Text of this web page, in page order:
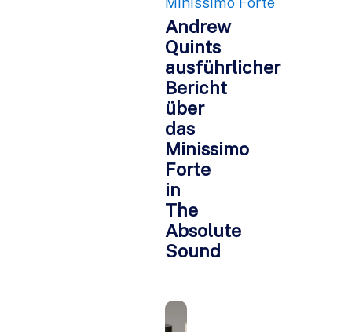
Andrew
Quints
ausführlicher
Bericht
über
das
Minissimo
Forte
in
The
Absolute
Sound